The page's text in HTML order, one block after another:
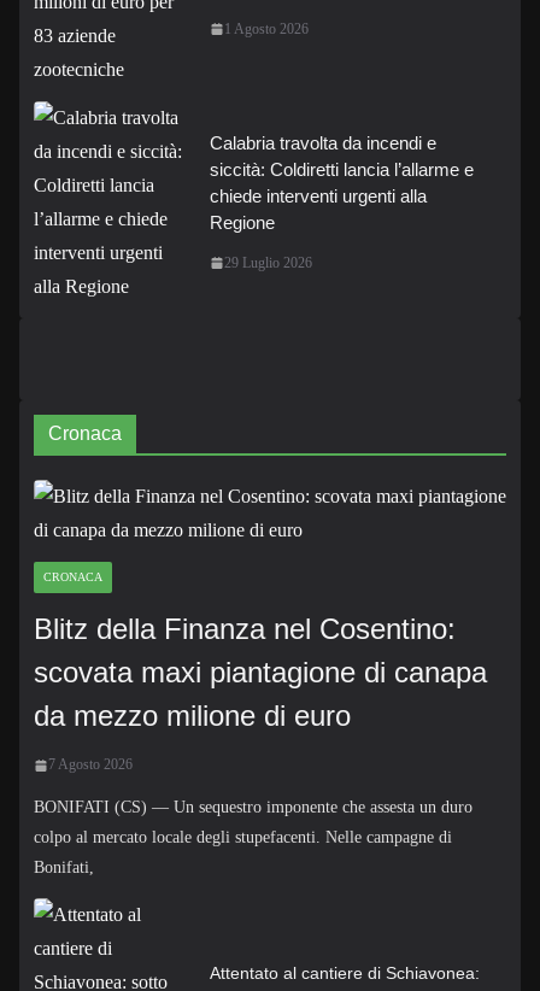
1 Agosto 2026
Calabria travolta da incendi e
siccità: Coldiretti lancia l’allarme e
chiede interventi urgenti alla
Regione
29 Luglio 2026
Cronaca
CRONACA
Blitz della Finanza nel Cosentino:
scovata maxi piantagione di canapa
da mezzo milione di euro
7 Agosto 2026
BONIFATI (CS) — Un sequestro imponente che assesta un duro
colpo al mercato locale degli stupefacenti. Nelle campagne di
Bonifati,
Attentato al cantiere di Schiavonea: